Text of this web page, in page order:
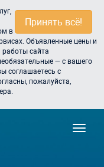
Принять всё!
в
Объявленные цены и
работы сайта
— с вашего
соглашаетесь с
пожалуйста,